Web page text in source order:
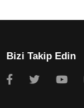
Bizi Takip Edin